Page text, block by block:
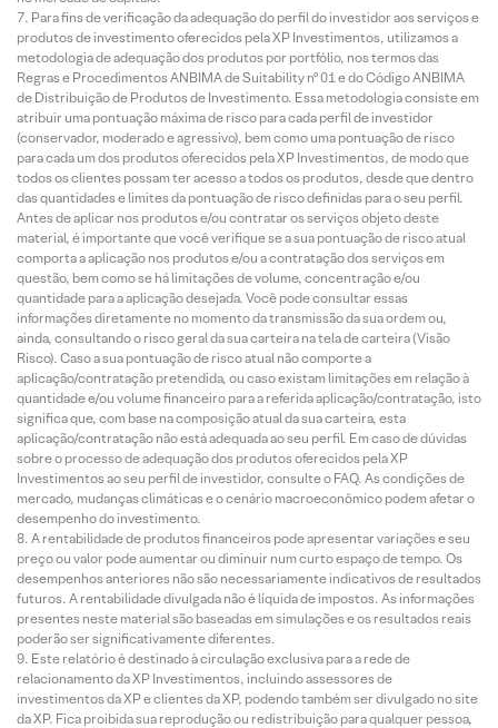
Para fins de verificação da adequação do perfil do investidor aos serviços e
produtos de investimento oferecidos pela XP Investimentos, utilizamos a
metodologia de adequação dos produtos por portfólio, nos termos das
Regras e Procedimentos ANBIMA de Suitability nº 01 e do Código ANBIMA
de Distribuição de Produtos de Investimento. Essa metodologia consiste em
atribuir uma pontuação máxima de risco para cada perfil de investidor
(conservador, moderado e agressivo), bem como uma pontuação de risco
para cada um dos produtos oferecidos pela XP Investimentos, de modo que
todos os clientes possam ter acesso a todos os produtos, desde que dentro
das quantidades e limites da pontuação de risco definidas para o seu perfil.
Antes de aplicar nos produtos e/ou contratar os serviços objeto deste
material, é importante que você verifique se a sua pontuação de risco atual
comporta a aplicação nos produtos e/ou a contratação dos serviços em
questão, bem como se há limitações de volume, concentração e/ou
quantidade para a aplicação desejada. Você pode consultar essas
informações diretamente no momento da transmissão da sua ordem ou,
ainda, consultando o risco geral da sua carteira na tela de carteira (Visão
Risco). Caso a sua pontuação de risco atual não comporte a
aplicação/contratação pretendida, ou caso existam limitações em relação à
quantidade e/ou volume financeiro para a referida aplicação/contratação, isto
significa que, com base na composição atual da sua carteira, esta
aplicação/contratação não está adequada ao seu perfil. Em caso de dúvidas
sobre o processo de adequação dos produtos oferecidos pela XP
Investimentos ao seu perfil de investidor, consulte o FAQ. As condições de
mercado, mudanças climáticas e o cenário macroeconômico podem afetar o
desempenho do investimento.
A rentabilidade de produtos financeiros pode apresentar variações e seu
preço ou valor pode aumentar ou diminuir num curto espaço de tempo. Os
desempenhos anteriores não são necessariamente indicativos de resultados
futuros. A rentabilidade divulgada não é líquida de impostos. As informações
presentes neste material são baseadas em simulações e os resultados reais
poderão ser significativamente diferentes.
Este relatório é destinado à circulação exclusiva para a rede de
relacionamento da XP Investimentos, incluindo assessores de
investimentos da XP e clientes da XP, podendo também ser divulgado no site
da XP. Fica proibida sua reprodução ou redistribuição para qualquer pessoa,